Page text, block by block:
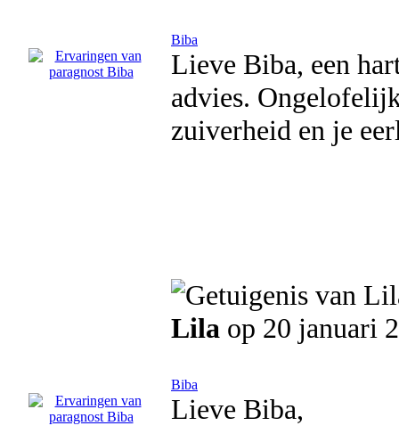
Biba
Lieve Biba, een
advies.
zuiverheid en je
Lila op 20 januari
Biba
Lieve Biba,